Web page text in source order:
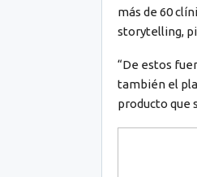
más de 60
storytelling,
“De estos
también el
producto que